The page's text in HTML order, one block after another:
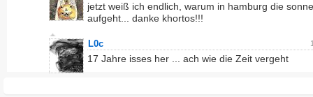
jetzt weiß ich endlich, warum in hamburg die sonne
aufgeht... danke khortos!!!
L0c
17 Jahre isses her ... ach wie die Zeit vergeht